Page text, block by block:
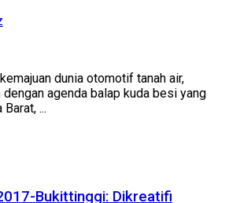
dunia otomotif tanah air,
agenda balap kuda besi yang
...
Bukittinggi: Dikreatifi